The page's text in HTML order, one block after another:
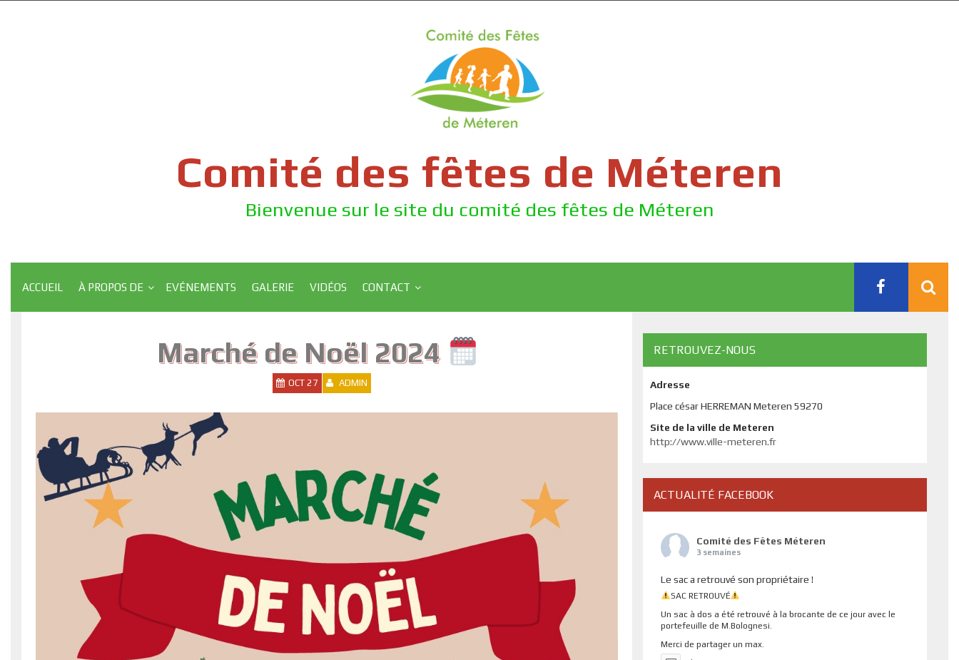
Comité des fêtes de Méteren
Bienvenue sur le site du comité des fêtes de Méteren
ACCUEIL À PROPOS DE EVÉNEMENTS GALERIE VIDÉOS CONTACT
Marché de Noël 2024
OCT 27 ADMIN
RETROUVEZ-NOUS
Adresse
Place césar HERREMAN Meteren 59270
Site de la ville de Meteren
http://www.ville-meteren.fr
ACTUALITÉ FACEBOOK
Comité des Fêtes Méteren
3 semaines
Le sac a retrouvé son propriétaire !
SAC RETROUVÉ
Un sac à dos a été retrouvé à la brocante de ce jour avec le
portefeuille de M.Bolognesi.
Merci de partager un max.